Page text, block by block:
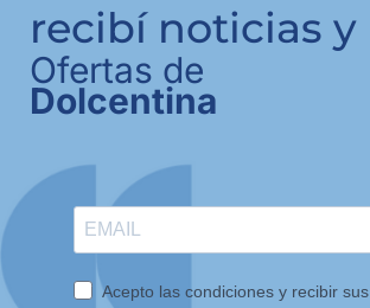
recibí noticias y
Ofertas de
Dolcentina
Acepto las condiciones y recibir sus